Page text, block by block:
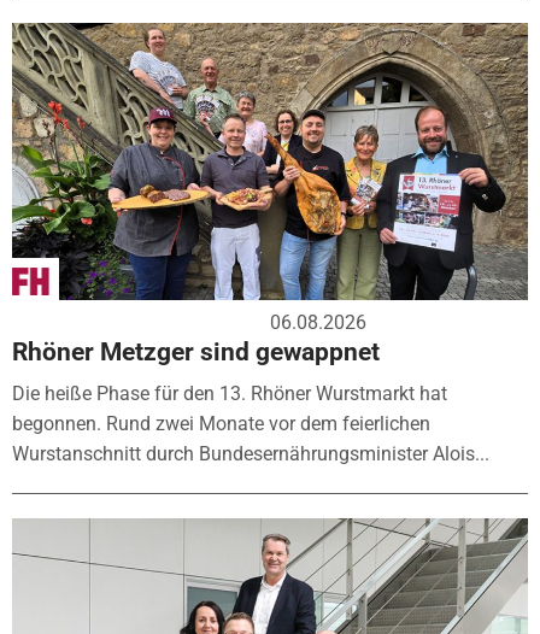
06.08.2026
Rhöner Metzger sind gewappnet
Die heiße Phase für den 13. Rhöner Wurstmarkt hat
begonnen. Rund zwei Monate vor dem feierlichen
Wurstanschnitt durch Bundesernährungsminister Alois...